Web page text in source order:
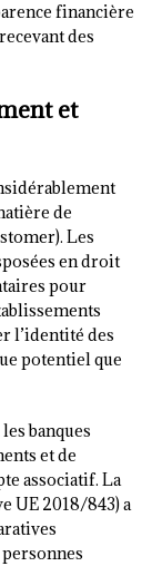
financière
des
et
de
Les
en droit
pour
l’identité des
potentiel que
banques
et de
associatif. La
UE 2018/843) a